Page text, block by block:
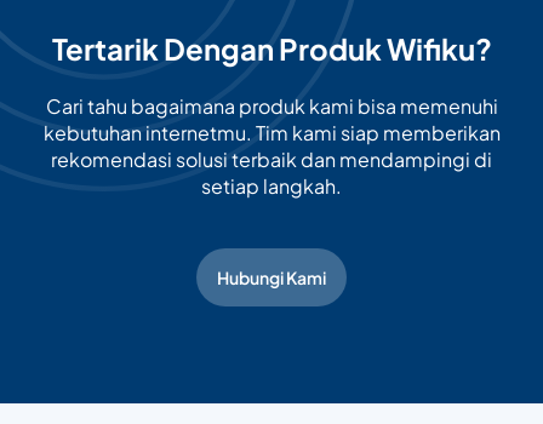
Tertarik Dengan Produk Wifiku?
Cari tahu bagaimana produk kami bisa memenuhi
kebutuhan internetmu. Tim kami siap memberikan
rekomendasi solusi terbaik dan mendampingi di
setiap langkah.
Hubungi Kami